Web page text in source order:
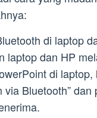
di laptop
laptop dan HP
di
via Bluetooth” dan